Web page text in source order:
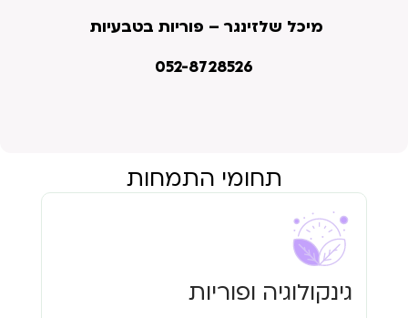
מיכל שלזינגר – פוריות בטבעיות
052-8728526
תחומי התמחות
גינקולוגיה ופוריות